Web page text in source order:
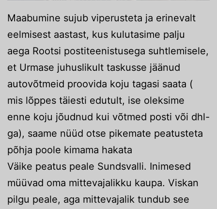
Maabumine sujub viperusteta ja erinevalt
eelmisest aastast, kus kulutasime palju
aega Rootsi postiteenistusega suhtlemisele,
et Urmase juhuslikult taskusse jäänud
autovõtmeid proovida koju tagasi saata (
mis lõppes täiesti edutult, ise oleksime
enne koju jõudnud kui võtmed posti või dhl-
ga), saame nüüd otse pikemate peatusteta
põhja poole kimama hakata
Väike peatus peale Sundsvalli. Inimesed
müüvad oma mittevajalikku kaupa. Viskan
pilgu peale, aga mittevajalik tundub see